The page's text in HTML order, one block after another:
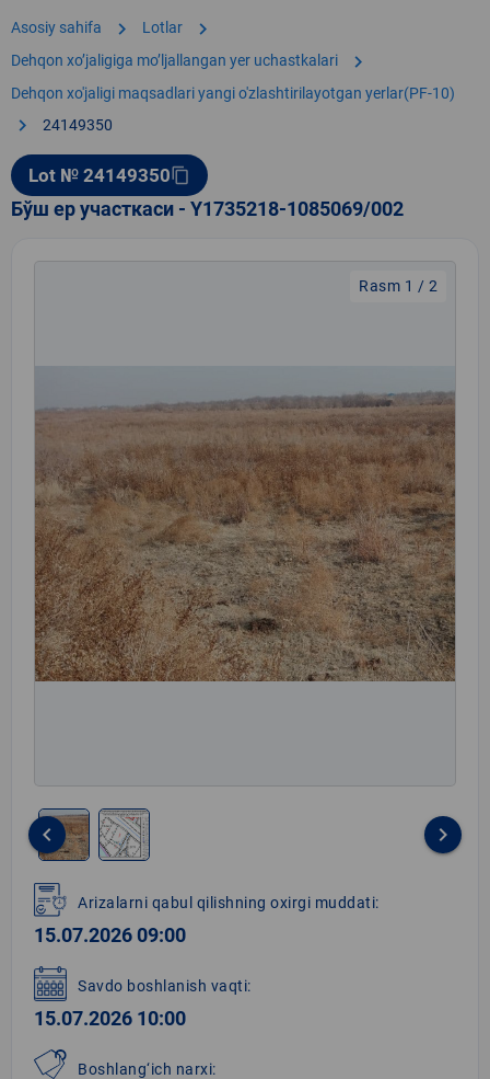
Asosiy sahifa chevron_right Lotlar chevron_right
Dehqon xoʼjaligiga moʼljallangan yer uchastkalari chevron_right
Dehqon xo'jaligi maqsadlari yangi o'zlashtirilayotgan yerlar(PF-10)
chevron_right 24149350
Lot № 24149350content_copy
Бўш ер участкаси - Y1735218-1085069/002
Rasm 1 / 2
1
of
2
keyboard_arrow_left keyboard_arrow_right
Arizalarni qabul qilishning oxirgi muddati:
15.07.2026 09:00
Savdo boshlanish vaqti:
15.07.2026 10:00
Boshlang‘ich narxi: